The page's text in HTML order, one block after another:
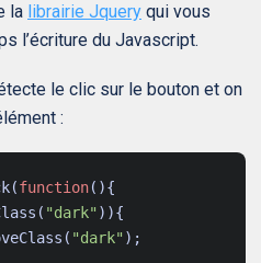
la librairie Jquery qui vous
l’écriture du Javascript.
le clic sur le bouton et on
:
(function(){
( "dark" )){
( "dark" );